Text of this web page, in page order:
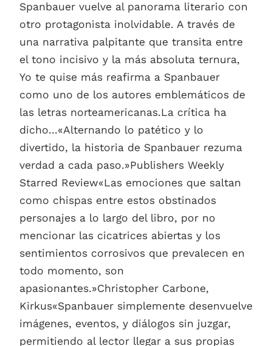
Spanbauer vuelve al panorama literario con
otro protagonista inolvidable. A través de
una narrativa palpitante que transita entre
el tono incisivo y la más absoluta ternura,
Yo te quise más reafirma a Spanbauer
como uno de los autores emblemáticos de
las letras norteamericanas.La crítica ha
dicho...«Alternando lo patético y lo
divertido, la historia de Spanbauer rezuma
verdad a cada paso.»Publishers Weekly
Starred Review«Las emociones que saltan
como chispas entre estos obstinados
personajes a lo largo del libro, por no
mencionar las cicatrices abiertas y los
sentimientos corrosivos que prevalecen en
todo momento, son
apasionantes.»Christopher Carbone,
Kirkus«Spanbauer simplemente desenvuelve
imágenes, eventos, y diálogos sin juzgar,
permitiendo al lector llegar a sus propias